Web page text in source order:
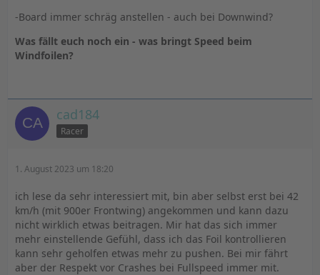
-Board immer schräg anstellen - auch bei Downwind?
Was fällt euch noch ein - was bringt Speed beim
Windfoilen?
cad184
Racer
1. August 2023 um 18:20
ich lese da sehr interessiert mit, bin aber selbst erst bei 42
km/h (mit 900er Frontwing) angekommen und kann dazu
nicht wirklich etwas beitragen. Mir hat das sich immer
mehr einstellende Gefühl, dass ich das Foil kontrollieren
kann sehr geholfen etwas mehr zu pushen. Bei mir fährt
aber der Respekt vor Crashes bei Fullspeed immer mit.